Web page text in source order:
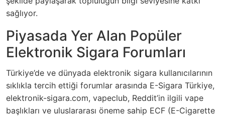
sağlıyor.
Piyasada Yer Alan Popüler
Elektronik Sigara Forumları
Türkiye’de ve dünyada elektronik sigara kullanıcılarının
sıklıkla tercih ettiği forumlar arasında E-Sigara Türkiye,
elektronik-sigara.com, vapeclub, Reddit’in ilgili vape
başlıkları ve uluslararası öneme sahip ECF (E-Cigarette